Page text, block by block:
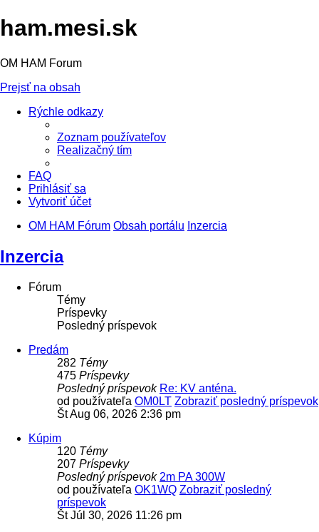
ham.mesi.sk
OM HAM Forum
Prejsť na obsah
Rýchle odkazy
Zoznam používateľov
Realizačný tím
FAQ
Prihlásiť sa
Vytvoriť účet
OM HAM Fórum Obsah portálu Inzercia
Inzercia
Fórum
Témy
Príspevky
Posledný príspevok
Predám
282 Témy
475 Príspevky
Posledný príspevok Re: KV anténa.
od používateľa OM0LT Zobraziť posledný príspevok
Št Aug 06, 2026 2:36 pm
Kúpim
120 Témy
207 Príspevky
Posledný príspevok 2m PA 300W
od používateľa OK1WQ Zobraziť posledný
príspevok
Št Júl 30, 2026 11:26 pm